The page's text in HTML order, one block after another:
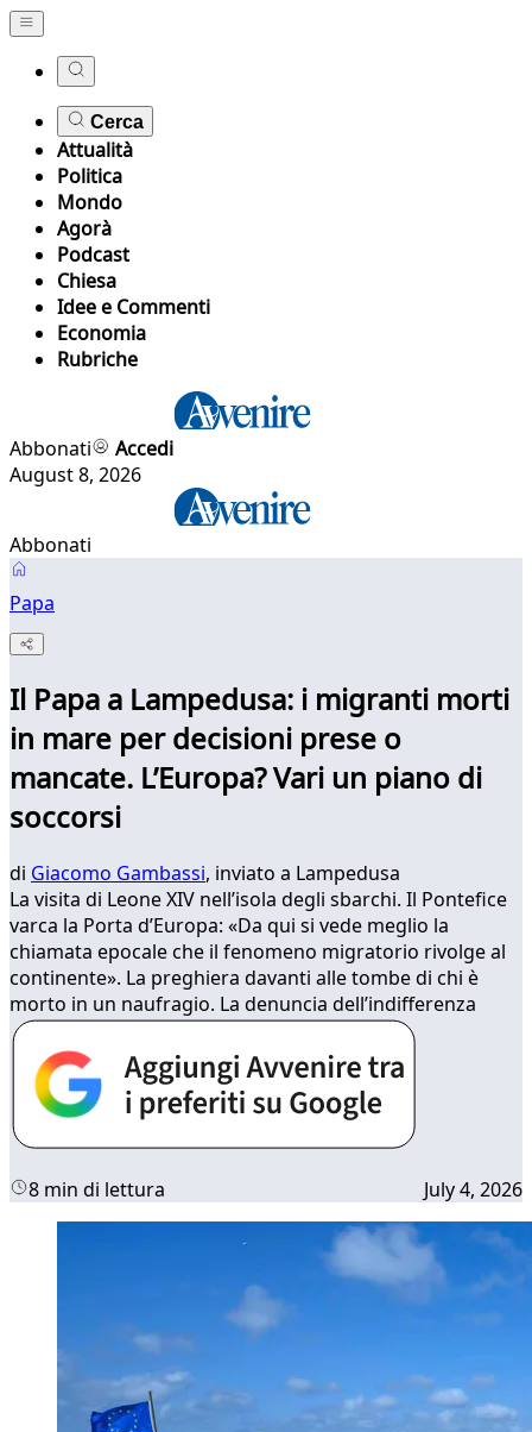
Cerca
Attualità
Politica
Mondo
Agorà
Podcast
Chiesa
Idee e Commenti
Economia
Rubriche
Abbonati
Accedi
August 8, 2026
Abbonati
Papa
Il Papa a Lampedusa: i migranti morti
in mare per decisioni prese o
mancate. L’Europa? Vari un piano di
soccorsi
di Giacomo Gambassi, inviato a Lampedusa
La visita di Leone XIV nell’isola degli sbarchi. Il Pontefice
varca la Porta d’Europa: «Da qui si vede meglio la
chiamata epocale che il fenomeno migratorio rivolge al
continente». La preghiera davanti alle tombe di chi è
morto in un naufragio. La denuncia dell’indifferenza
8 min di lettura July 4, 2026